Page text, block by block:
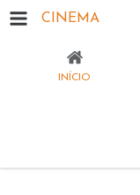
CINEMA
INÍCIO